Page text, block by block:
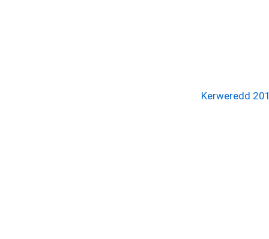
Kerweredd